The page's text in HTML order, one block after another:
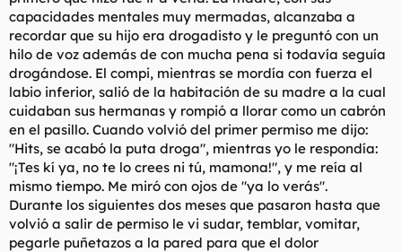
capacidades mentales muy mermadas, alcanzaba a
recordar que su hijo era drogadisto y le preguntó con un
hilo de voz además de con mucha pena si todavía seguía
drogándose. El compi, mientras se mordía con fuerza el
labio inferior, salió de la habitación de su madre a la cual
cuidaban sus hermanas y rompió a llorar como un cabrón
en el pasillo. Cuando volvió del primer permiso me dijo:
"Hits, se acabó la puta droga", mientras yo le respondía:
"¡Tes kí ya, no te lo crees ni tú, mamona!", y me reía al
mismo tiempo. Me miró con ojos de "ya lo verás".
Durante los siguientes dos meses que pasaron hasta que
volvió a salir de permiso le vi sudar, temblar, vomitar,
pegarle puñetazos a la pared para que el dolor